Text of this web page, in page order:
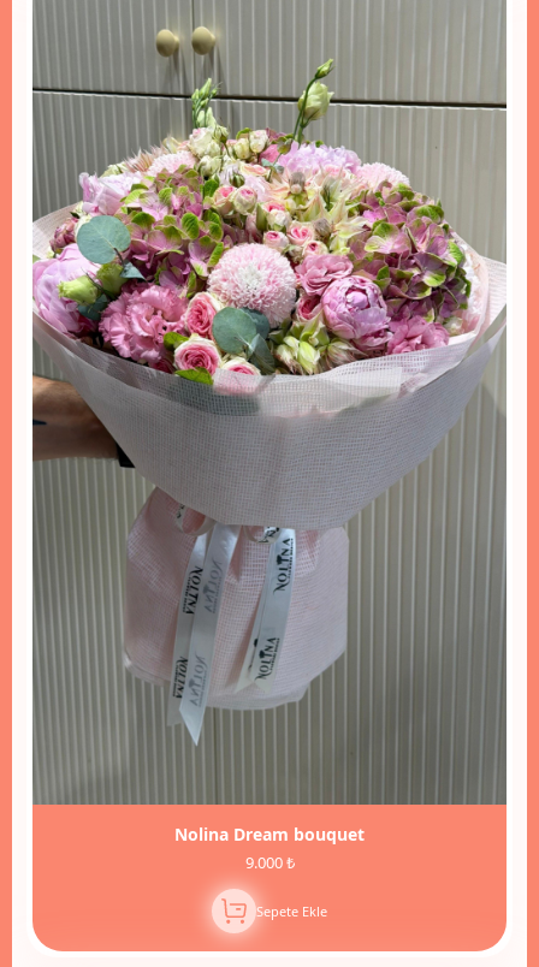
Nolina Dream bouquet
9.000 ₺
Sepete Ekle